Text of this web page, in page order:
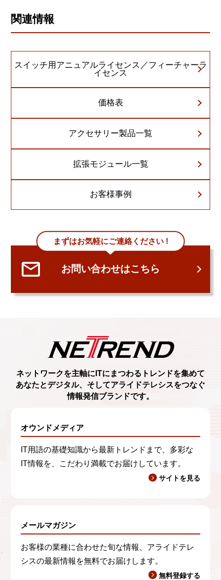
関連情報
スイッチ用アニュアルライセンス／フィーチャーラ
イセンス
価格表
アクセサリー製品一覧
拡張モジュール一覧
お客様事例
まずはお気軽にご連絡ください !
お問い合わせはこちら
ネットワークを主軸に ITにまつわるトレンドを集めて
あなたとデジタル、 そしてアライドテレシスをつなぐ
情報発信ブランドです。
オウンドメディア
IT用語の基礎知識から最新トレンドまで、多彩な
IT情報を、こだわり満載でお届けしています。
サイトを見る
メールマガジン
お客様の業種に合わせた旬な情報、アライドテレ
シスの最新情報を無料でお届けします。
無料登録する